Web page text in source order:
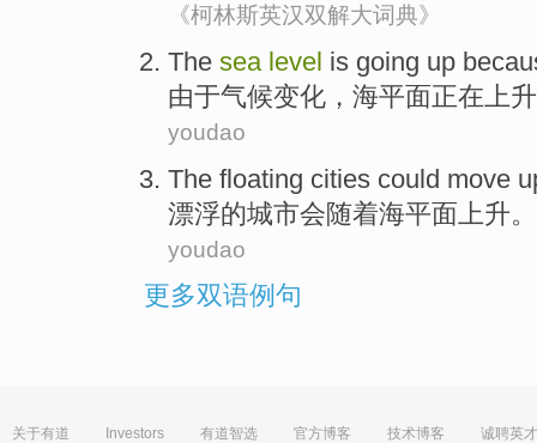
《柯林斯英汉双解大词典》
The sea level is going up
由于气候变化，海平面正在上
youdao
The floating cities could move
漂浮的城市会随着海平面 上升。
youdao
更多双语例句
关于有道 Investors 有道智选 官方博客 技术博客 诚聘英才